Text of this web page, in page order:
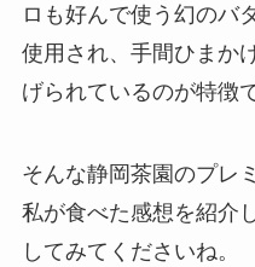
ロも好んで使う幻のバ
使用され、手間ひまか
げられているのが特徴
そんな静岡茶園のプレ
私が食べた感想を紹介
してみてくださいね。